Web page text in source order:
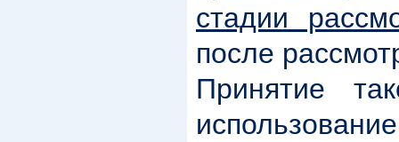
стадии
после
Принятие